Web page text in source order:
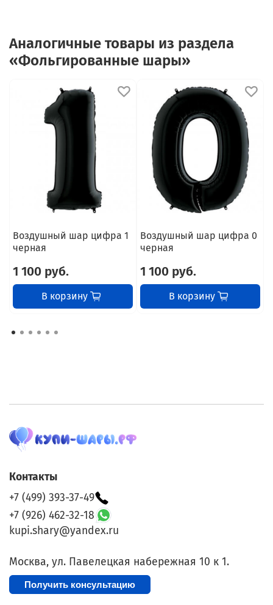
Аналогичные товары из раздела
«Фольгированные шары»
Воздушный шар цифра 1
черная
1 100 руб.
В корзину
Воздушный шар цифра 0
черная
1 100 руб.
В корзину
Контакты
+7 (499) 393-37-49
+7 (926) 462-32-18
kupi.shary@yandex.ru
Москва, ул. Павелецкая набережная 10 к 1.
Получить консультацию